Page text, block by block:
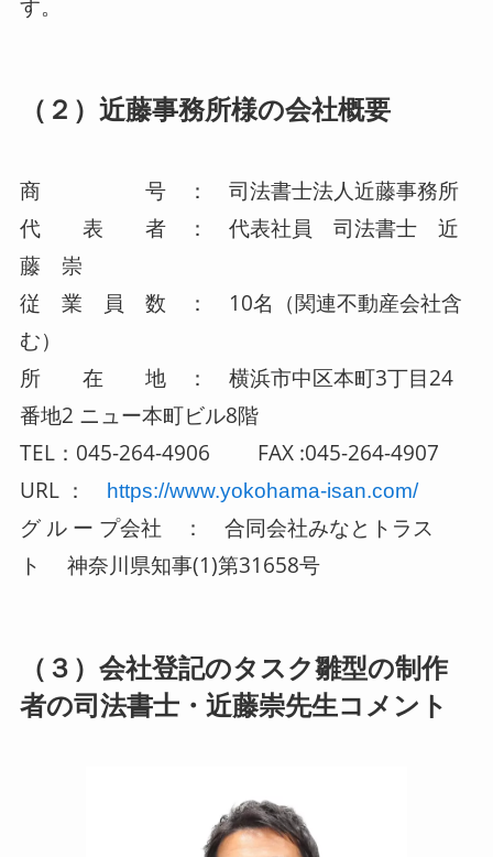
す。
（２）近藤事務所様の会社概要
商 号 ： 司法書士法人近藤事務所
代 表 者 ： 代表社員 司法書士 近
藤 崇
従 業 員 数 ： 10名（関連不動産会社含
む）
所 在 地 ： 横浜市中区本町3丁目24
番地2 ニュー本町ビル8階
TEL：045-264-4906 FAX :045-264-4907
URL ：
https://www.yokohama-isan.com/
グ ル ー プ会社 ： 合同会社みなとトラス
ト 神奈川県知事(1)第31658号
（３）会社登記のタスク雛型の制作
者の司法書士・近藤崇先生コメント